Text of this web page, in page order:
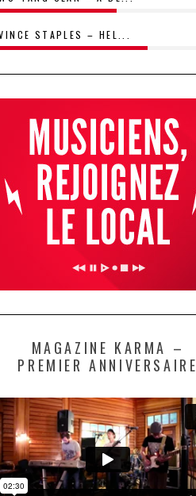
STAPLES – HEL...
MAGAZINE KARMA –
PREMIER ANNIVERSAIRE